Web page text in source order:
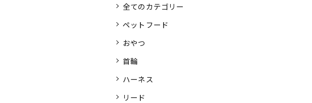
全てのカテゴリー
ペットフード
おやつ
首輪
ハーネス
リード